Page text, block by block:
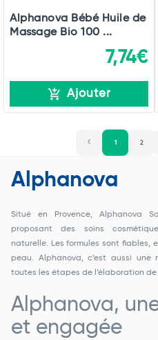
Alphanova Bébé Huile de
Massage Bio 100 ...
7,74€
Ajouter
1 2
Alphanova
Situé en Provence, Alphanova
proposant des soins
naturelle. Les formules sont fiables,
peau. Alphanova, c’est aussi une
toutes les étapes de l’élaboration
Alphanova,
et engagée